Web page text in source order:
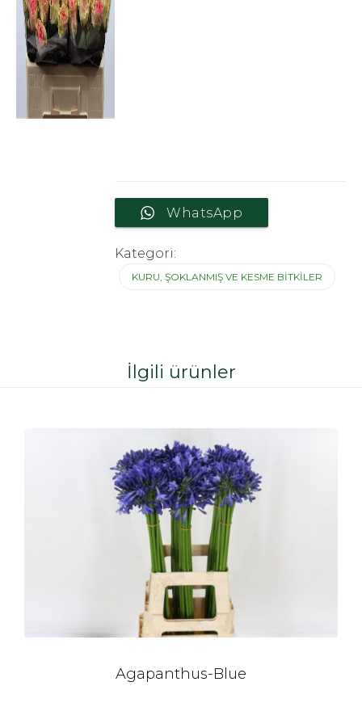
WhatsApp
Kategori:
KURU, ŞOKLANMIŞ VE KESME BITKILER
İlgili ürünler
Agapanthus-Blue